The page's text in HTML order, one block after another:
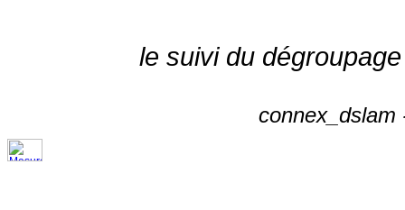
le suivi du
connex_dslam